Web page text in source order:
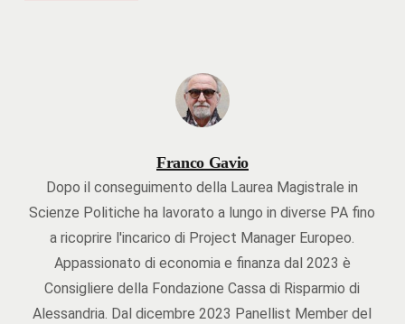
Franco Gavio
Dopo il conseguimento della Laurea Magistrale in
Scienze Politiche ha lavorato a lungo in diverse PA fino
a ricoprire l'incarico di Project Manager Europeo.
Appassionato di economia e finanza dal 2023 è
Consigliere della Fondazione Cassa di Risparmio di
Alessandria. Dal dicembre 2023 Panellist Member del